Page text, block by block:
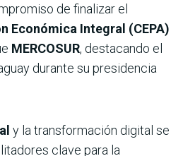
de finalizar el
Económica Integral (CEPA)
MERCOSUR, destacando el
durante su presidencia
y la transformación digital se
clave para la